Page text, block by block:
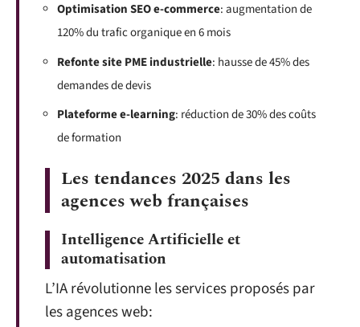
Optimisation SEO e-commerce: augmentation de
120% du trafic organique en 6 mois
Refonte site PME industrielle: hausse de 45% des
demandes de devis
Plateforme e-learning: réduction de 30% des coûts
de formation
Les tendances 2025 dans les
agences web françaises
Intelligence Artificielle et
automatisation
L’IA révolutionne les services proposés par
les agences web: